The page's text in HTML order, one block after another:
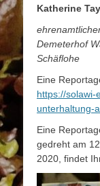
Katherine
Demeterhof
Schäflohe
Eine
https://solawi-
unterhaltung-
Eine
gedreht am
2020, findet